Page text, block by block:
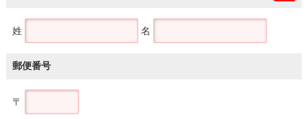
姓 名
郵便番号
〒